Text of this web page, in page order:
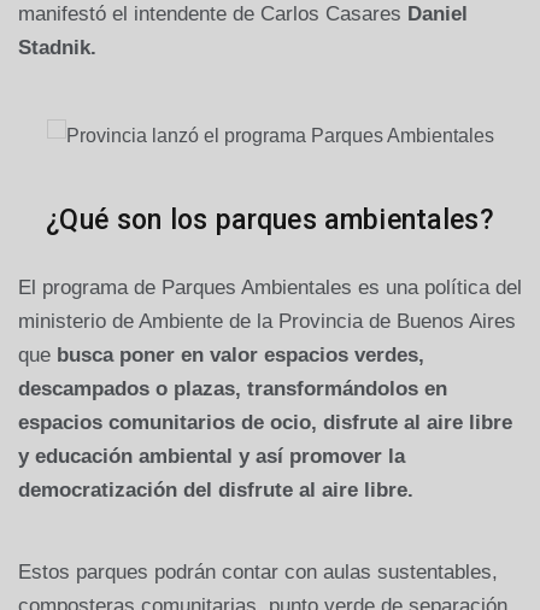
manifestó el intendente de Carlos Casares Daniel
Stadnik.
¿Qué son los parques ambientales?
El programa de Parques Ambientales es una política del
ministerio de Ambiente de la Provincia de Buenos Aires
que busca poner en valor espacios verdes,
descampados o plazas, transformándolos en
espacios comunitarios de ocio, disfrute al aire libre
y educación ambiental y así promover la
democratización del disfrute al aire libre.
Estos parques podrán contar con aulas sustentables,